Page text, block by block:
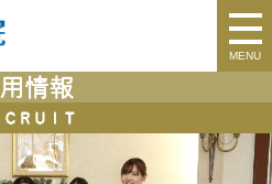
MENU